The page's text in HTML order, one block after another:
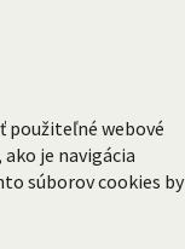
použiteľné webové
je navigácia
súborov cookies by